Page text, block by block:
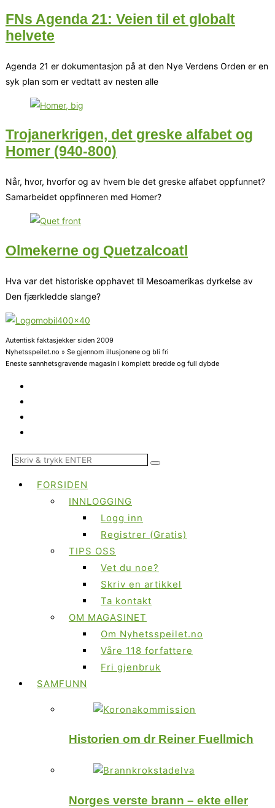
FNs Agenda 21: Veien til et globalt
helvete
Agenda 21 er dokumentasjon på at den Nye Verdens Orden er en
syk plan som er vedtatt av nesten alle
Trojanerkrigen, det greske alfabet og
Homer (940-800)
Når, hvor, hvorfor og av hvem ble det greske alfabet oppfunnet?
Samarbeidet oppfinneren med Homer?
Olmekerne og Quetzalcoatl
Hva var det historiske opphavet til Mesoamerikas dyrkelse av
Den fjærkledde slange?
Autentisk faktasjekker siden 2009
Nyhetsspeilet.no » Se gjennom illusjonene og bli fri
Eneste sannhetsgravende magasin i komplett bredde og full dybde
FORSIDEN
INNLOGGING
Logg inn
Registrer (Gratis)
TIPS OSS
Vet du noe?
Skriv en artikkel
Ta kontakt
OM MAGASINET
Om Nyhetsspeilet.no
Våre 118 forfattere
Fri gjenbruk
SAMFUNN
Historien om dr Reiner Fuellmich
Norges verste brann – ekte eller